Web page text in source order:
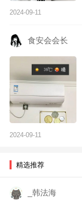
2024-09-11
食安会会长
2024-09-11
精选推荐
_韩法海